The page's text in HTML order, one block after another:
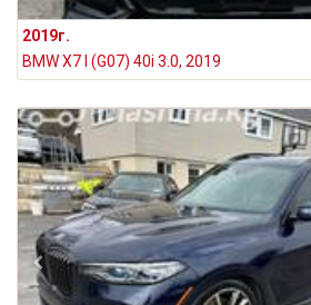
2019г.
BMW X7 I (G07) 40i 3.0, 2019